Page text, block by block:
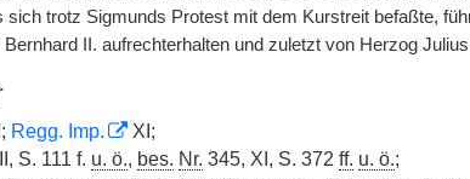
sich trotz Sigmunds Protest mit dem Kurstreit befaßte,
Bernhard II. aufrechterhalten und zuletzt von Herzog
Regg. Imp.
XI;
S. 111 f. u. ö., bes. Nr. 345, XI, S. 372 ff. u. ö.;